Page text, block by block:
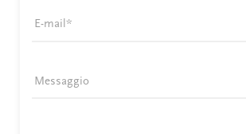
E-mail
Messaggio